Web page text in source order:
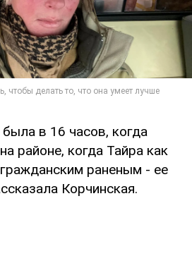
в 16 часов, когда
районе, когда Тайра как
раненым - ее
Корчинская.